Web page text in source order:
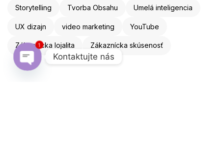
Storytelling Tvorba Obsahu Umelá inteligencia
UX dizajn video marketing YouTube
Zákaznícka lojalita Zákaznícka skúsenosť
Kontaktujte nás
1